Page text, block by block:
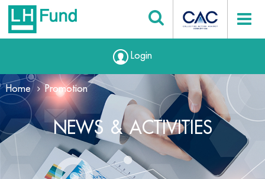
Login
NEWS & ACTIVITIES
Home Promotion